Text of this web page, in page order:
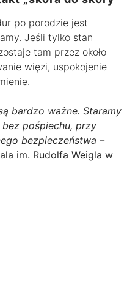
po porodzie jest
Jeśli tylko stan
tam przez około
więzi, uspokojenie
bardzo ważne. Staramy
pośpiechu, przy
bezpieczeństwa –
im. Rudolfa Weigla w